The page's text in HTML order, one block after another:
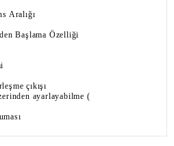
Aralığı
Başlama Özelliği
çıkışı
ayarlayabilme (